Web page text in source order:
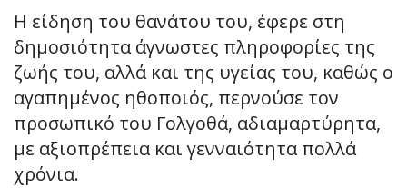
Η είδηση του θανάτου του, έφερε στη
δημοσιότητα άγνωστες πληροφορίες της
ζωής του, αλλά και της υγείας του, καθώς ο
αγαπημένος ηθοποιός, περνούσε τον
προσωπικό του Γολγοθά, αδιαμαρτύρητα,
με αξιοπρέπεια και γενναιότητα πολλά
χρόνια.